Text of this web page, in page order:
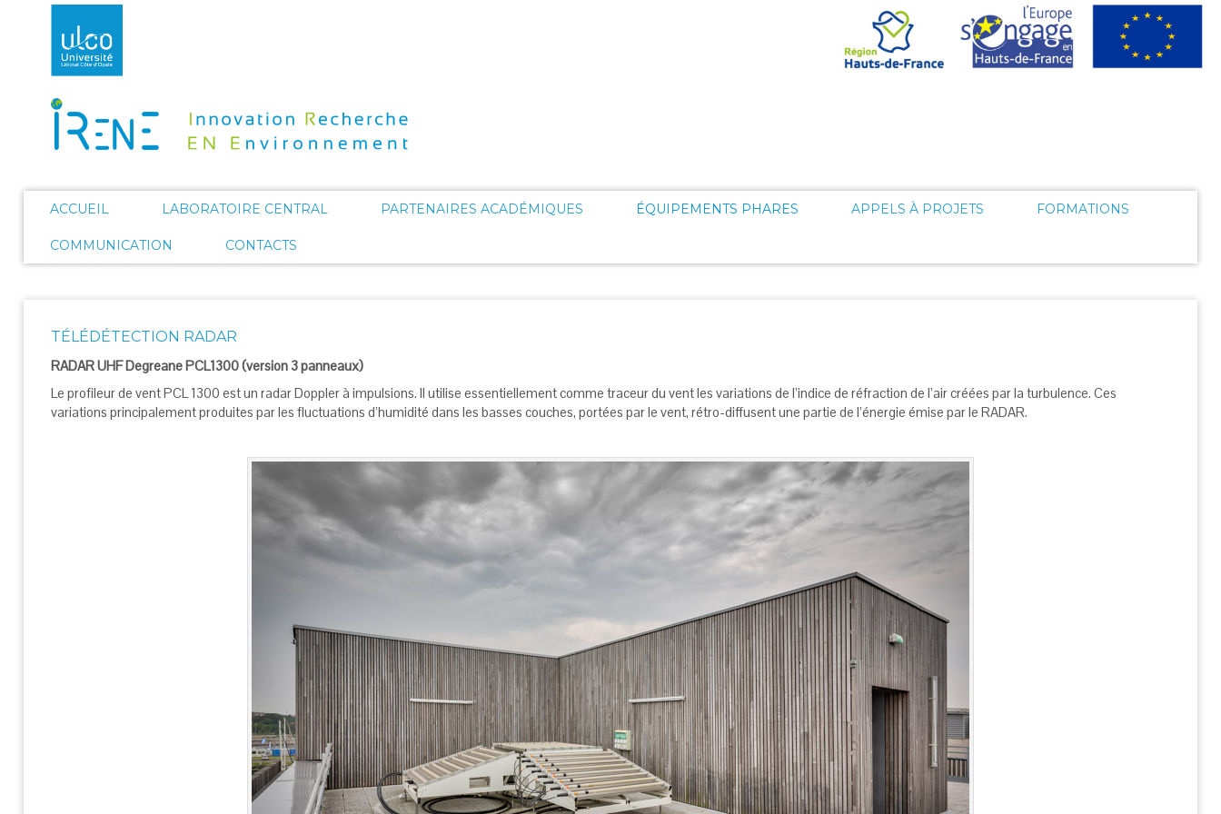
ACCUEIL LABORATOIRE CENTRAL PARTENAIRES ACADÉMIQUES ÉQUIPEMENTS PHARES APPELS À PROJETS FORMATIONS
COMMUNICATION CONTACTS
TÉLÉDÉTECTION RADAR
RADAR UHF Degreane PCL1300 (version 3 panneaux)
Le profileur de vent PCL 1300 est un radar Doppler à impulsions. Il utilise essentiellement comme traceur du vent les variations de l’indice de réfraction de l’air créées par la turbulence. Ces
variations principalement produites par les fluctuations d’humidité dans les basses couches, portées par le vent, rétro-diffusent une partie de l’énergie émise par le RADAR.